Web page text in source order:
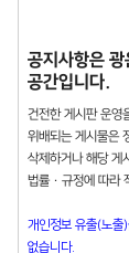
공지사항은
공간입니다.
건전한 게시판 운영
위배되는 게시물은
삭제하거나 해당 게
법률 · 규정에 따라
개인정보 유출(노출
없습니다.